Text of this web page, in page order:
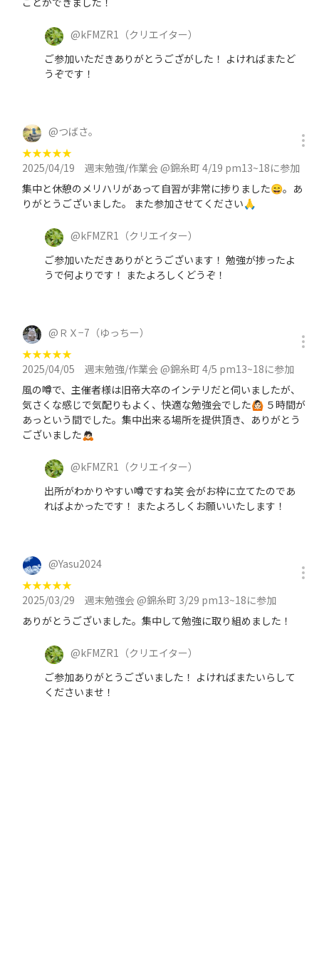
@kFMZR1 （クリエイター）
ご参加いただきありがとうござがした！ よければまたど
うぞです！
@つばさ。
★★★★★
2025/04/19
週末勉強/作業会 @錦糸町 4/19 pm13~18に参加
集中と休憩のメリハリがあって自習が非常に捗りました😄。あ
りがとうございました。 また参加させてください🙏
@kFMZR1 （クリエイター）
ご参加いただきありがとうございます！ 勉強が捗ったよ
うで何よりです！ またよろしくどうぞ！
@ ＲＸ−7（ゆっちー）
★★★★★
2025/04/05
週末勉強/作業会 @錦糸町 4/5 pm13~18に参加
風の噂で、主催者様は旧帝大卒のインテリだと伺いましたが、
気さくな感じで気配りもよく、快適な勉強会でした🙆🏻 ５時間が
あっという間でした。集中出来る場所を提供頂き、ありがとう
ございました🙇🏻
@kFMZR1 （クリエイター）
出所がわかりやすい噂ですね笑 会がお枠に立てたのであ
ればよかったです！ またよろしくお願いいたします！
@Yasu2024
★★★★★
2025/03/29
週末勉強会 @錦糸町 3/29 pm13~18に参加
ありがとうございました。集中して勉強に取り組めました！
@kFMZR1 （クリエイター）
ご参加ありがとうございました！ よければまたいらして
くださいませ！